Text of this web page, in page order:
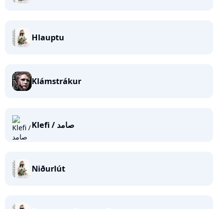
Hlauptu
Klámstrákur
Klefi / صامد
Niðurlút